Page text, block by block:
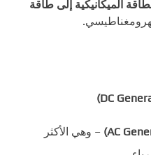
الميكانيكية إلى طاقة
– وهي الأكثر